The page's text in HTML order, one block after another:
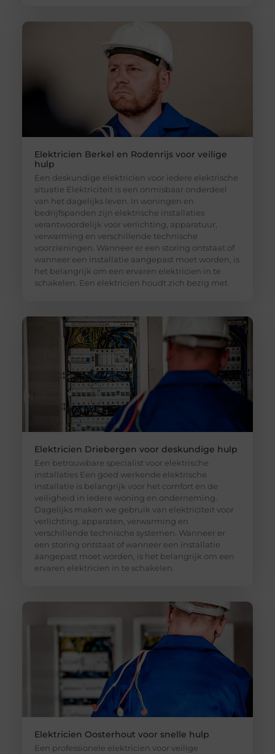
Elektricien Berkel en Rodenrijs voor veilige
hulp
Een deskundige elektricien voor iedere elektrische
situatie Elektriciteit is een onmisbaar onderdeel
van het dagelijks leven. In woningen en
bedrijfspanden zijn elektrische installaties
verantwoordelijk voor verlichting, apparatuur,
verwarming en verschillende technische
voorzieningen. Wanneer er een storing ontstaat of
wanneer een installatie aangepast moet worden, is
het belangrijk om een ervaren elektricien in te
schakelen. Een elektricien houdt zich bezig met
Elektricien Driebergen voor deskundige hulp
Een betrouwbare specialist voor elektrische
installaties Een goed werkende elektrische
installatie is belangrijk voor het comfort en de
veiligheid in iedere woning en onderneming.
Dagelijks maken we gebruik van elektriciteit voor
verlichting, apparaten, verwarming en
verschillende technische systemen. Wanneer er
een storing ontstaat of wanneer een installatie
aangepast moet worden, is het belangrijk om een
ervaren elektricien in te schakelen.
Elektricien Oosterhout voor snelle hulp
Een professionele elektricien voor veilige